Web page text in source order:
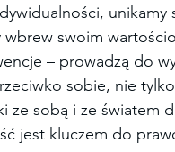
wbrew swoim
– prowadzą do
sobie, nie
ze sobą i ze światem
jest kluczem do